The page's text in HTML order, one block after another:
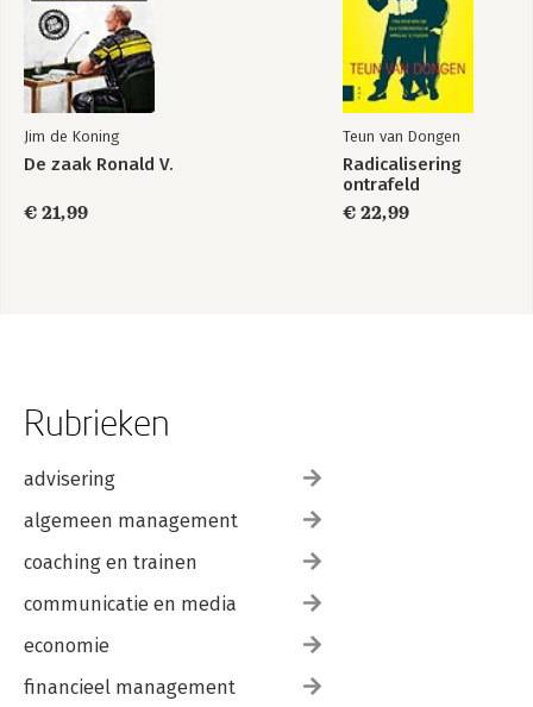
Jim de Koning
De zaak Ronald V.
€ 21,99
Teun van Dongen
Radicalisering
ontrafeld
€ 22,99
Rubrieken
advisering
algemeen management
coaching en trainen
communicatie en media
economie
financieel management